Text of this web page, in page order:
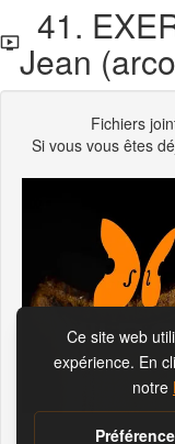
41.
Jean
Fichiers
Si vous vous êtes